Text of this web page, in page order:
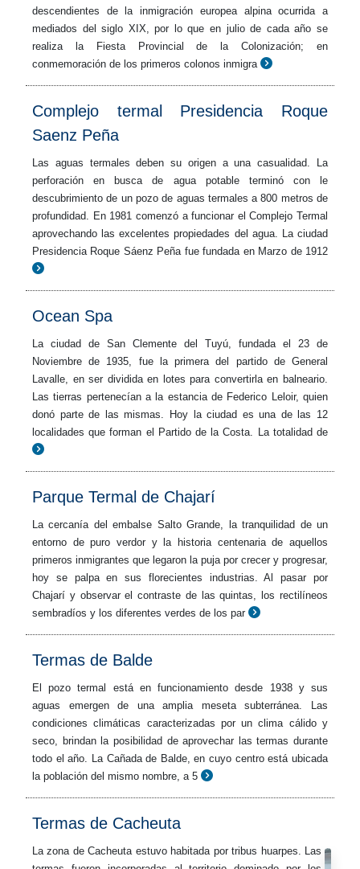
descendientes de la inmigración europea alpina ocurrida a
mediados del siglo XIX, por lo que en julio de cada año se
realiza la Fiesta Provincial de la Colonización; en
conmemoración de los primeros colonos inmigra
Complejo termal Presidencia Roque
Saenz Peña
Las aguas termales deben su origen a una casualidad. La
perforación en busca de agua potable terminó con le
descubrimiento de un pozo de aguas termales a 800 metros de
profundidad. En 1981 comenzó a funcionar el Complejo Termal
aprovechando las excelentes propiedades del agua. La ciudad
Presidencia Roque Sáenz Peña fue fundada en Marzo de 1912
Ocean Spa
La ciudad de San Clemente del Tuyú, fundada el 23 de
Noviembre de 1935, fue la primera del partido de General
Lavalle, en ser dividida en lotes para convertirla en balneario.
Las tierras pertenecían a la estancia de Federico Leloir, quien
donó parte de las mismas. Hoy la ciudad es una de las 12
localidades que forman el Partido de la Costa. La totalidad de
Parque Termal de Chajarí
La cercanía del embalse Salto Grande, la tranquilidad de un
entorno de puro verdor y la historia centenaria de aquellos
primeros inmigrantes que legaron la puja por crecer y progresar,
hoy se palpa en sus florecientes industrias. Al pasar por
Chajarí y observar el contraste de las quintas, los rectilíneos
sembradíos y los diferentes verdes de los par
Termas de Balde
El pozo termal está en funcionamiento desde 1938 y sus
aguas emergen de una amplia meseta subterránea. Las
condiciones climáticas caracterizadas por un clima cálido y
seco, brindan la posibilidad de aprovechar las termas durante
todo el año. La Cañada de Balde, en cuyo centro está ubicada
la población del mismo nombre, a 5
Termas de Cacheuta
La zona de Cacheuta estuvo habitada por tribus huarpes. Las